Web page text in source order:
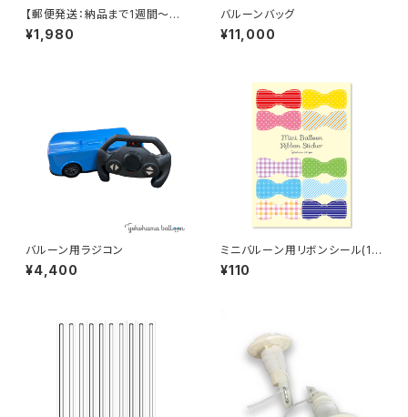
【郵便発送：納品まで1週間～必
要です】シングルキューブ『SING
LE CUBE』用エアノズル・バルー
¥1,980
バルーンバッグ
¥11,000
バルーン用ラジコン
¥4,400
ミニバルーン用リボンシール(10
枚付)
¥110